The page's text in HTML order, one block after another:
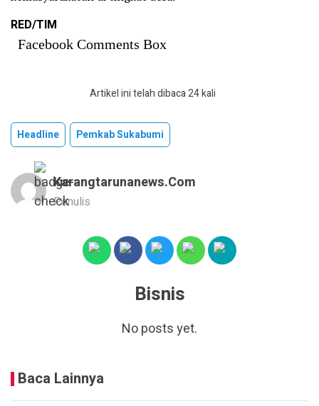
RED/TIM
Facebook Comments Box
Artikel ini telah dibaca 24 kali
Headline Pemkab Sukabumi
Karangtarunanews.com
Penulis
Bisnis
No posts yet.
Baca Lainnya